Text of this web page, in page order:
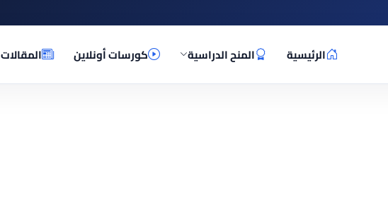
الرئيسية المنح الدراسية كورسات أونلاين المقالات